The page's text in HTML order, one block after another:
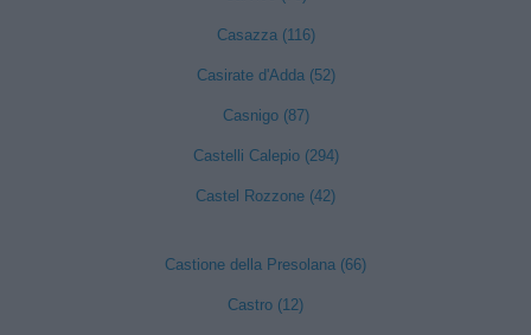
Casazza (116)
Casirate d'Adda (52)
Casnigo (87)
Castelli Calepio (294)
Castel Rozzone (42)
Castione della Presolana (66)
Castro (12)